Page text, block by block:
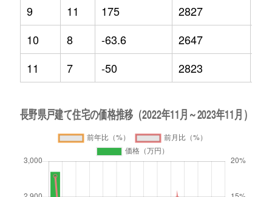
9
11 175 2827
10
8 -63.6 2647
11
7 -50 2823